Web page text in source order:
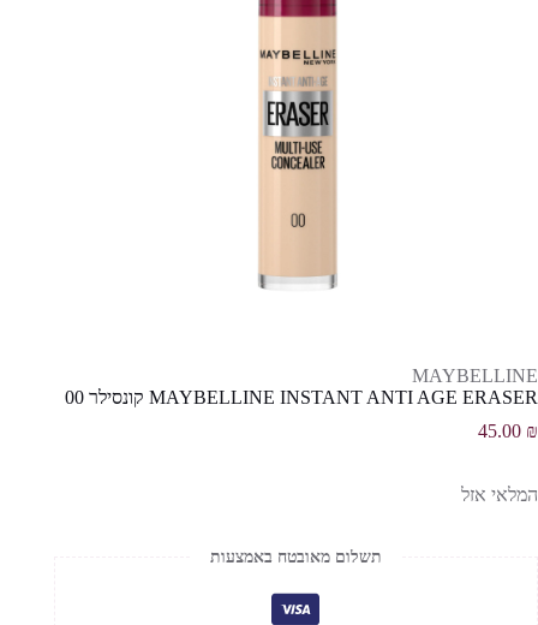
MAYBELLINE
MAYBELLINE INSTANT ANTI AGE ERASER קונסילר 00
45.00 ₪
המלאי אזל
תשלום מאובטח באמצעות